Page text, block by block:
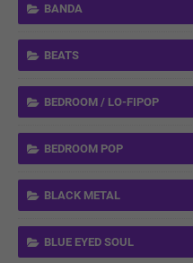
BANDA
BEATS
BEDROOM / LO-FIPOP
BEDROOM POP
BLACK METAL
BLUE EYED SOUL